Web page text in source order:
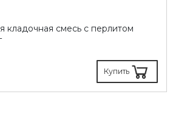
кладочная смесь с перлитом
Купить